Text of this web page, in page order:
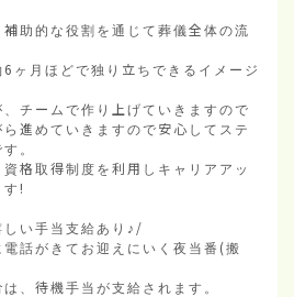
助的な役割を通じて葬儀全体の流
ヶ月ほどで独り立ちできるイメージ
チームで作り上げていきますので
進めていきますので安心してステ
。
格取得制度を利用しキャリアアッ
!
い手当支給あり♪/
話がきてお迎えにいく夜当番(搬
、待機手当が支給されます。